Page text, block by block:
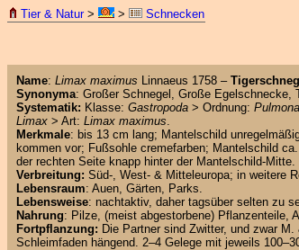
Tier & Natur> > Schnecken
Name: Limax maximus Linnaeus 1758 –
Synonyma: Großer Schnegel, Große Egelschnecke,
Systematik: Klasse: Gastropoda > Ordnung:
Limax > Art: Limax maximus
Merkmale: bis 13 cm lang; Mantelschild
kommen vor; Fußsohle cremefarben; Mantelschild
der rechten Seite knapp hinter der Mantelschild-Mitte.
Verbreitung: Süd-, West- & Mitteleuropa; in weitere
Lebensraum: Auen, Gärten, Parks.
Lebensweise: nachtaktiv, daher tagsüber selten zu
Nahrung: Pilze, (meist abgestorbene) Pflanzenteile,
Fortpflanzung: Die Partner sind Zwitter, und zwar
Schleimfaden hängend. 2–4 Gelege mit jeweils